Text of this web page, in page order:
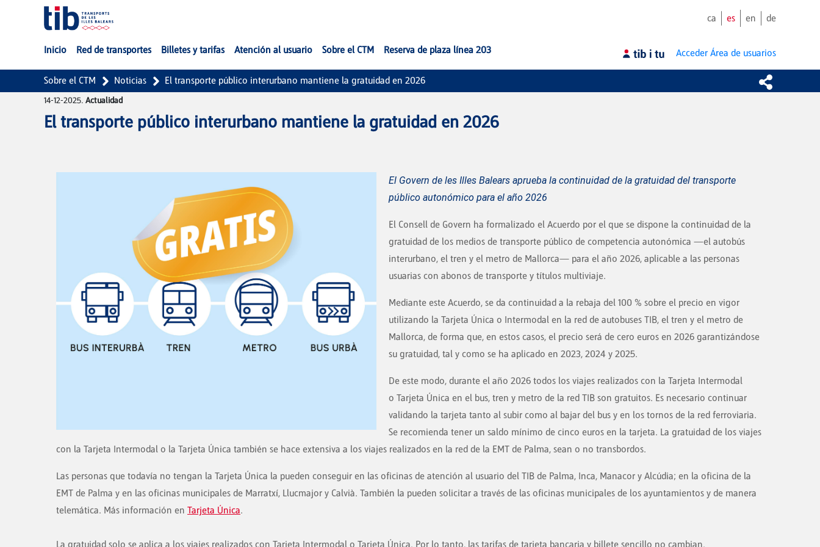
Saltar al contenido principal
ca es en de
Inicio Red de transportes Billetes y tarifas Atención al usuario Sobre el CTM Reserva de plaza línea 203 Acceder Área de usuarios
Sobre el CTM Noticias El transporte público interurbano mantiene la gratuidad en 2026
14-12-2025. Actualidad
El transporte público interurbano mantiene la gratuidad en 2026
El Govern de les Illes Balears aprueba la continuidad de la gratuidad del transporte
público autonómico para el año 2026
El Consell de Govern ha formalizado el Acuerdo por el que se dispone la continuidad de la
gratuidad de los medios de transporte público de competencia autonómica —el autobús
interurbano, el tren y el metro de Mallorca— para el año 2026, aplicable a las personas
usuarias con abonos de transporte y títulos multiviaje.
Mediante este Acuerdo, se da continuidad a la rebaja del 100 % sobre el precio en vigor
utilizando la Tarjeta Única o Intermodal en la red de autobuses TIB, el tren y el metro de
Mallorca, de forma que, en estos casos, el precio será de cero euros en 2026 garantizándose
su gratuidad, tal y como se ha aplicado en 2023, 2024 y 2025.
De este modo, durante el año 2026 todos los viajes realizados con la Tarjeta Intermodal
o Tarjeta Única en el bus, tren y metro de la red TIB son gratuitos. Es necesario continuar
validando la tarjeta tanto al subir como al bajar del bus y en los tornos de la red ferroviaria.
Se recomienda tener un saldo mínimo de cinco euros en la tarjeta. La gratuidad de los viajes
con la Tarjeta Intermodal o la Tarjeta Única también se hace extensiva a los viajes realizados en la red de la EMT de Palma, sean o no transbordos.
Las personas que todavía no tengan la Tarjeta Única la pueden conseguir en las oficinas de atención al usuario del TIB de Palma, Inca, Manacor y Alcúdia; en la oficina de la
EMT de Palma y en las oficinas municipales de Marratxí, Llucmajor y Calvià. También la pueden solicitar a través de las oficinas municipales de los ayuntamientos y de manera
telemática. Más información en Tarjeta Única.
La gratuidad solo se aplica a los viajes realizados con Tarjeta Intermodal o Tarjeta Única. Por lo tanto, las tarifas de tarjeta bancaria y billete sencillo no cambian.